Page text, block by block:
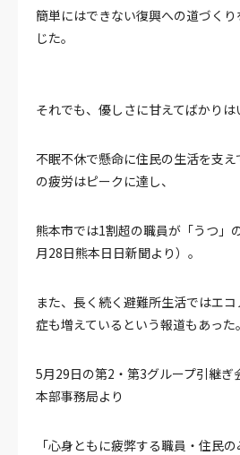
簡単にはできない復興への道づく
じた。
それでも、優しさに甘えてばかりは
不眠不休で懸命に住民の生活を支
の疲労はピークに達し、
熊本市では1割超の職員が「うつ」
月28日熊本日日新聞より）。
また、長く続く避難所生活ではエ
症も増えているという報道もあった。
5月29日の第2・第3グループ引継ぎ
本部事務局より
「心身ともに疲弊する職員・住民